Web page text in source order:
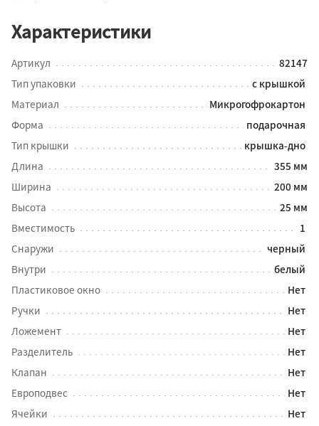
Характеристики
Артикул
82147
Тип упаковки
с крышкой
Материал
Микрогофрокартон
Форма
подарочная
Тип крышки
крышка-дно
Длина
355 мм
Ширина
200 мм
Высота
25 мм
Вместимость
1
Снаружи
черный
Внутри
белый
Пластиковое окно
Нет
Ручки
Нет
Ложемент
Нет
Разделитель
Нет
Клапан
Нет
Европодвес
Нет
Ячейки
Нет